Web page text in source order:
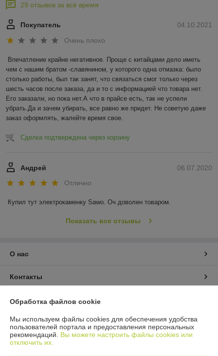
29 отзывов за всё время
04.10.2021
Покупатель
Очень плохо
Впечатление крайне негативное. Проще с китайцами дело иметь
чем с нашим братом -славянином, у которого одна отмазка: было
столько работы, был так занят, что связаться смог только через
шесть часов после заказа, да и то с информацией что товара нет.
Его заказали, но пока нет.А что в прайсе есть, так не успели
убрать.Да и зачем убирать, все равно же придет. Не советую даже
заказ оформлять, жалейте время свое.
Сделка подтверждена через корзину
06.07.2020
Андрей
Отлично
Купил тут электрокаменку Sawo. Оч доволен товаром.
Показать все отзывы
О нас
Контакты
Доставка и оплата
График работы
Полная версия сайта
Обработка файлов cookie
Мы используем файлы cookies для обеспечения удобства
пользователей портала и предоставления персональных
рекомендаций. Вы можете настроить файлы cookies или
отключить их.